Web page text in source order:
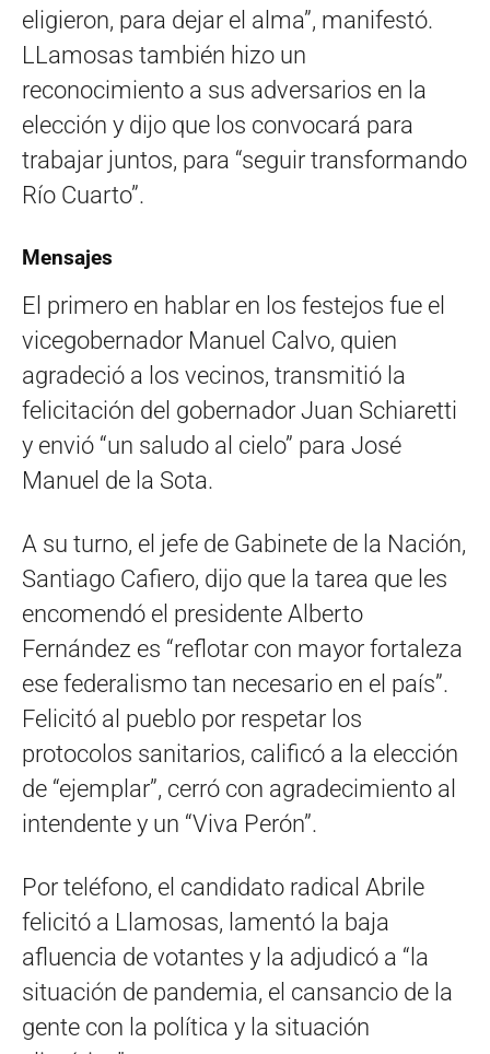
eligieron, para dejar el alma”, manifestó.
LLamosas también hizo un
reconocimiento a sus adversarios en la
elección y dijo que los convocará para
trabajar juntos, para “seguir transformando
Río Cuarto”.
Mensajes
El primero en hablar en los festejos fue el
vicegobernador Manuel Calvo, quien
agradeció a los vecinos, transmitió la
felicitación del gobernador Juan Schiaretti
y envió “un saludo al cielo” para José
Manuel de la Sota.
A su turno, el jefe de Gabinete de la Nación,
Santiago Cafiero, dijo que la tarea que les
encomendó el presidente Alberto
Fernández es “reflotar con mayor fortaleza
ese federalismo tan necesario en el país”.
Felicitó al pueblo por respetar los
protocolos sanitarios, calificó a la elección
de “ejemplar”, cerró con agradecimiento al
intendente y un “Viva Perón”.
Por teléfono, el candidato radical Abrile
felicitó a Llamosas, lamentó la baja
afluencia de votantes y la adjudicó a “la
situación de pandemia, el cansancio de la
gente con la política y la situación